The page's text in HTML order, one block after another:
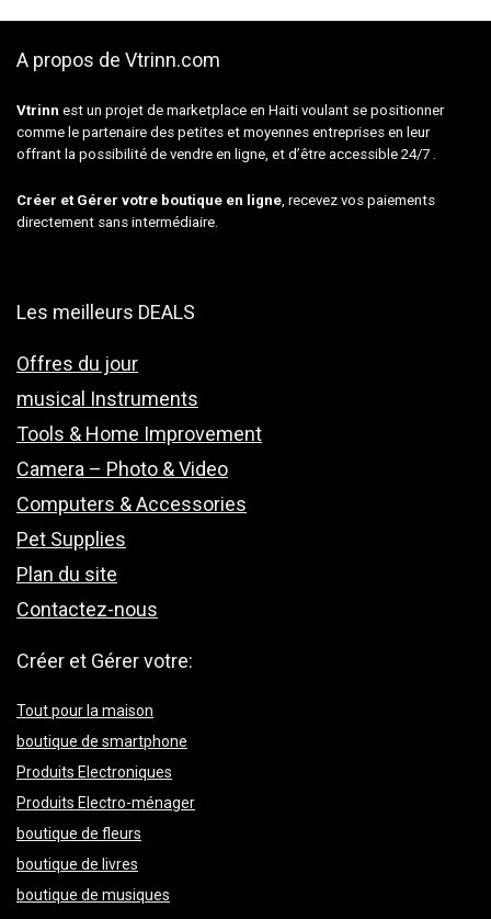
A propos de Vtrinn.com
Vtrinn est un projet de marketplace en Haiti voulant se positionner
comme le partenaire des petites et moyennes entreprises en leur
offrant la possibilité de vendre en ligne, et d’être accessible 24/7 .
Créer et Gérer votre boutique en ligne , recevez vos paiements
directement sans intermédiaire.
Les meilleurs DEALS
Offres du jour
musical Instruments
Tools & Home Improvement
Camera – Photo & Video
Computers & Accessories
Pet Supplies
Plan du site
Contactez-nous
Créer et Gérer votre:
Tout pour la maison
boutique de smartphone
Produits Electroniques
Produits Electro-ménager
boutique de fleurs
boutique de livres
boutique de musiques